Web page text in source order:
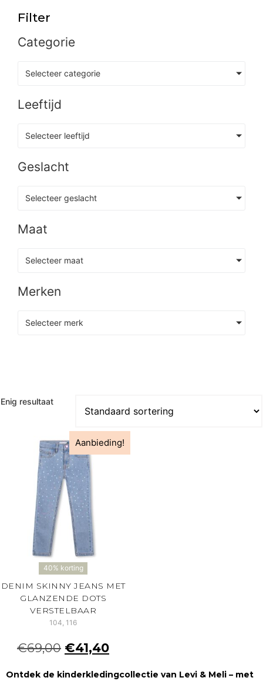
Filter
Categorie
Selecteer categorie
Leeftijd
Selecteer leeftijd
Geslacht
Selecteer geslacht
Maat
Selecteer maat
Merken
Selecteer merk
Enig resultaat
Aanbieding!
40% korting
DENIM SKINNY JEANS MET
GLANZENDE DOTS
VERSTELBAAR
104, 116
€69,00 €41,40
Ontdek de kinderkledingcollectie van Levi & Meli – met